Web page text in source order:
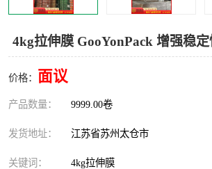
4kg拉伸膜 GooYonPack 增强稳定
价格： 面议
产品数量： 9999.00卷
发货地址： 江苏省苏州太仓市
关键词： 4kg拉伸膜